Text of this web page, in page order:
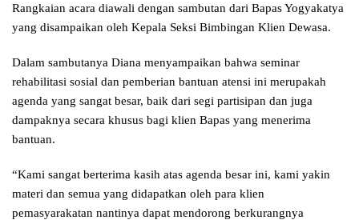
Rangkaian acara diawali dengan sambutan dari Bapas Yogyakatya
yang disampaikan oleh Kepala Seksi Bimbingan Klien Dewasa.
Dalam sambutanya Diana menyampaikan bahwa seminar
rehabilitasi sosial dan pemberian bantuan atensi ini merupakah
agenda yang sangat besar, baik dari segi partisipan dan juga
dampaknya secara khusus bagi klien Bapas yang menerima
bantuan.
“Kami sangat berterima kasih atas agenda besar ini, kami yakin
materi dan semua yang didapatkan oleh para klien
pemasyarakatan nantinya dapat mendorong berkurangnya